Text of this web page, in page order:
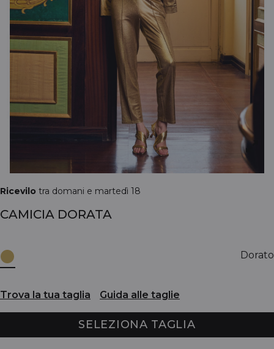
Ricevilo tra domani e martedì 18
CAMICIA DORATA
Dorato
Trova la tua taglia Guida alle taglie
SELEZIONA TAGLIA